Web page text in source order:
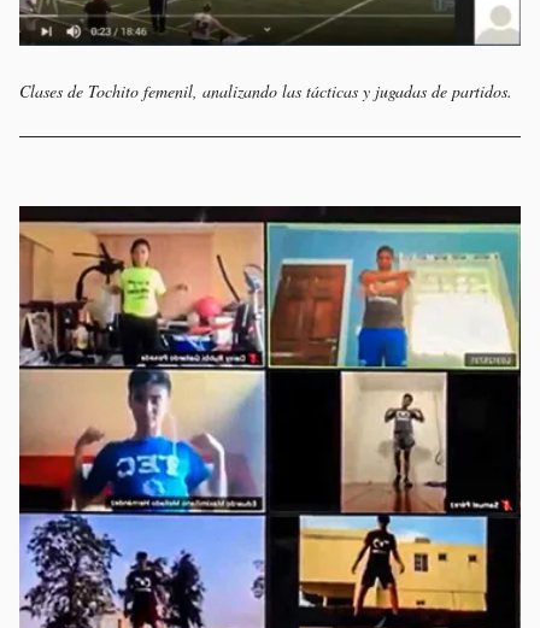
Clases de Tochito femenil, analizando las tácticas y jugadas de partidos.